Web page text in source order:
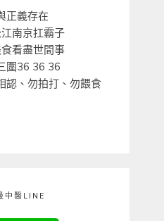
正義存在
南京扛霸子
看盡世間事
圍36 36 36
認、勿拍打、勿餵食
中醫LINE